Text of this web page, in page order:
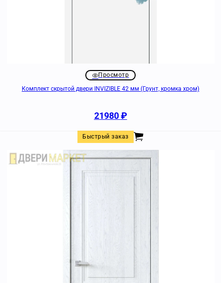
Просмотр
Комплект скрытой двери INVIZIBLE 42 мм (Грунт, кромка хром)
21980₽
Быстрый заказ